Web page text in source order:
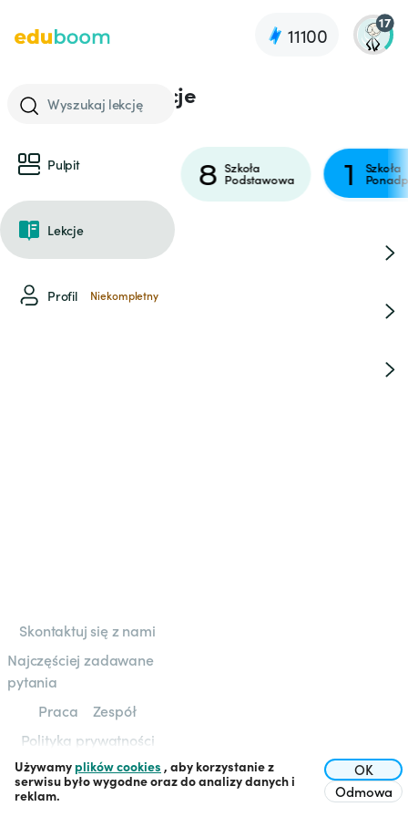
11100
17
Wyszukaj lekcję
Pulpit
Lekcje
Profil Niekompletny
Skontaktuj się z nami
Najczęściej zadawane
pytania
Praca
Zespół
Polityka prywatności
Regulamin
Przeglądaj lekcje
7 8 Szkoła
Podstawowa 1 Szkoła
Chemia
Fizyka
Używamy plików cookies , aby korzystanie z
serwisu było wygodne oraz do analizy danych i
reklam.
Odmowa
OK